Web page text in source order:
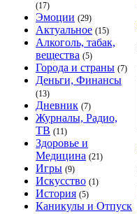
(17)
Эмоции (29)
Актуальное (15)
Алкоголь, табак,
вещества (5)
Города и страны (7)
Деньги, Финансы
(13)
Дневник (7)
Журналы, Радио,
ТВ (11)
Здоровье и
Медицина (21)
Игры (9)
Искусство (1)
История (5)
Каникулы и Отпуск